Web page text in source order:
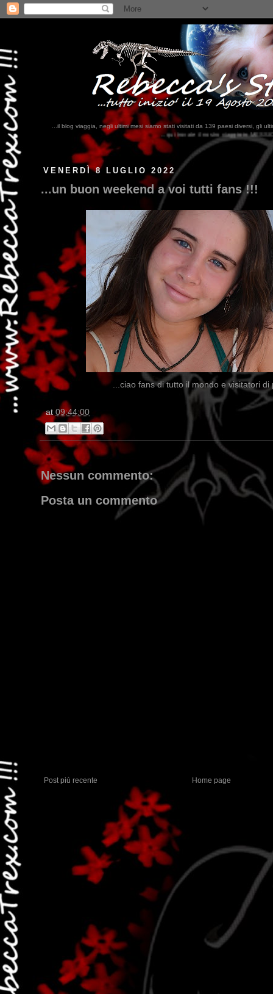
...il blog viaggia, negli ultimi mesi siamo stati visitati da 139 paesi diversi, gli
...qui trovate il nostro viaggio in MESSICO 2023...clikka qui !!!
VENERDÌ 8 LUGLIO 2022
...un buon weekend a voi tutti fans !!!
...ciao fans di tutto il mondo e visitatori
at09:44:00
Nessun commento:
Posta un commento
Post più recente Home page